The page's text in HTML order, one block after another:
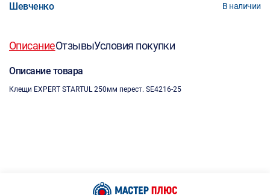
Шевченко В наличии
ОписаниеОтзывыУсловия покупки
Описание товара
Клещи EXPERT STARTUL 250мм перест. SE4216-25